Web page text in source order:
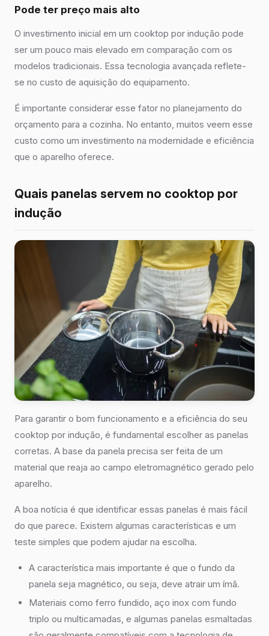
Pode ter preço mais alto
O investimento inicial em um cooktop por indução pode
ser um pouco mais elevado em comparação com os
modelos tradicionais. Essa tecnologia avançada reflete-
se no custo de aquisição do equipamento.
É importante considerar esse fator no planejamento do
orçamento para a cozinha. No entanto, muitos veem esse
custo como um investimento na modernidade e eficiência
que o aparelho oferece.
Quais panelas servem no cooktop por
indução
Para garantir o bom funcionamento e a eficiência do seu
cooktop por indução, é fundamental escolher as panelas
corretas. A base da panela precisa ser feita de um
material que reaja ao campo eletromagnético gerado pelo
aparelho.
A boa notícia é que identificar essas panelas é mais fácil
do que parece. Existem algumas características e um
teste simples que podem ajudar na escolha.
A característica mais importante é que o fundo da
panela seja magnético, ou seja, deve atrair um ímã.
Materiais como ferro fundido, aço inox com fundo
triplo ou multicamadas, e algumas panelas esmaltadas